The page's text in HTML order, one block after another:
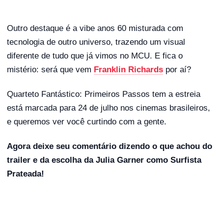
Outro destaque é a vibe anos 60 misturada com
tecnologia de outro universo, trazendo um visual
diferente de tudo que já vimos no MCU. E fica o
mistério: será que vem Franklin Richards por aí?
Quarteto Fantástico: Primeiros Passos tem a estreia
está marcada para 24 de julho nos cinemas brasileiros,
e queremos ver você curtindo com a gente.
Agora deixe seu comentário dizendo o que achou do
trailer e da escolha da Julia Garner como Surfista
Prateada!